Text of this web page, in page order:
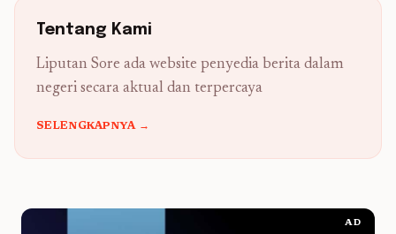
Tentang Kami
Liputan Sore ada website penyedia berita dalam
negeri secara aktual dan terpercaya
SELENGKAPNYA →
AD